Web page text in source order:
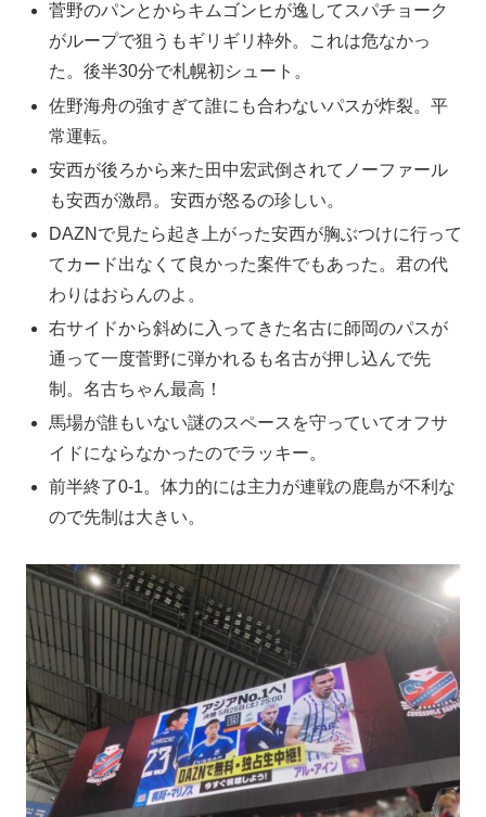
菅野のパンとからキムゴンヒが逸してスパチョーク
がループで狙うもギリギリ枠外。これは危なかっ
た。後半30分で札幌初シュート。
佐野海舟の強すぎて誰にも合わないパスが炸裂。平
常運転。
安西が後ろから来た田中宏武倒されてノーファール
も安西が激昂。安西が怒るの珍しい。
DAZNで見たら起き上がった安西が胸ぶつけに行って
てカード出なくて良かった案件でもあった。君の代
わりはおらんのよ。
右サイドから斜めに入ってきた名古に師岡のパスが
通って一度菅野に弾かれるも名古が押し込んで先
制。名古ちゃん最高！
馬場が誰もいない謎のスペースを守っていてオフサ
イドにならなかったのでラッキー。
前半終了0-1。体力的には主力が連戦の鹿島が不利な
ので先制は大きい。